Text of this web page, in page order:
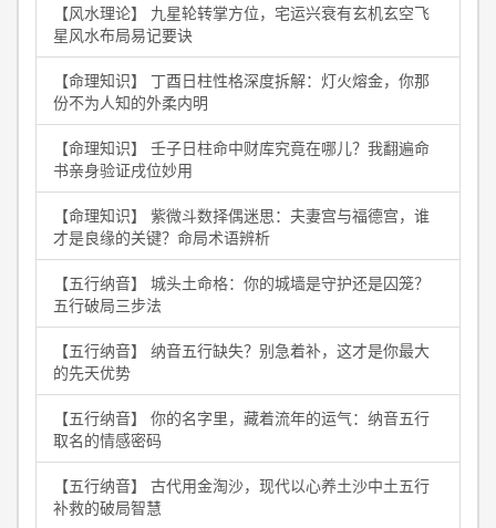
【风水理论】 九星轮转掌方位，宅运兴衰有玄机玄空飞
星风水布局易记要诀
【命理知识】 丁酉日柱性格深度拆解：灯火熔金，你那
份不为人知的外柔内明
【命理知识】 壬子日柱命中财库究竟在哪儿？我翻遍命
书亲身验证戌位妙用
【命理知识】 紫微斗数择偶迷思：夫妻宫与福德宫，谁
才是良缘的关键？命局术语辨析
【五行纳音】 城头土命格：你的城墙是守护还是囚笼？
五行破局三步法
【五行纳音】 纳音五行缺失？别急着补，这才是你最大
的先天优势
【五行纳音】 你的名字里，藏着流年的运气：纳音五行
取名的情感密码
【五行纳音】 古代用金淘沙，现代以心养土沙中土五行
补救的破局智慧